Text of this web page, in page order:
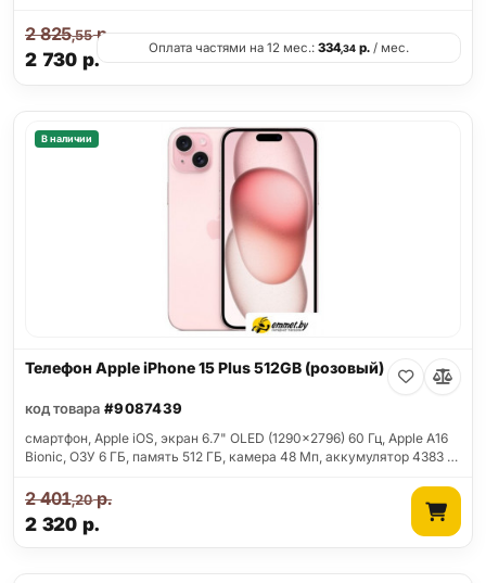
2 730 р.
2 825,55р.
Оплата частями на 12 мес.: 334,34 р. / мес.
В наличии
Телефон Apple iPhone 15 Plus 512GB (розовый)
код товара #9087439
смартфон, Apple iOS, экран 6.7" OLED (1290x2796) 60 Гц, Apple A16
Bionic, ОЗУ 6 ГБ, память 512 ГБ, камера 48 Мп, аккумулятор 4383 …
2 320 р.
2 401,20р.